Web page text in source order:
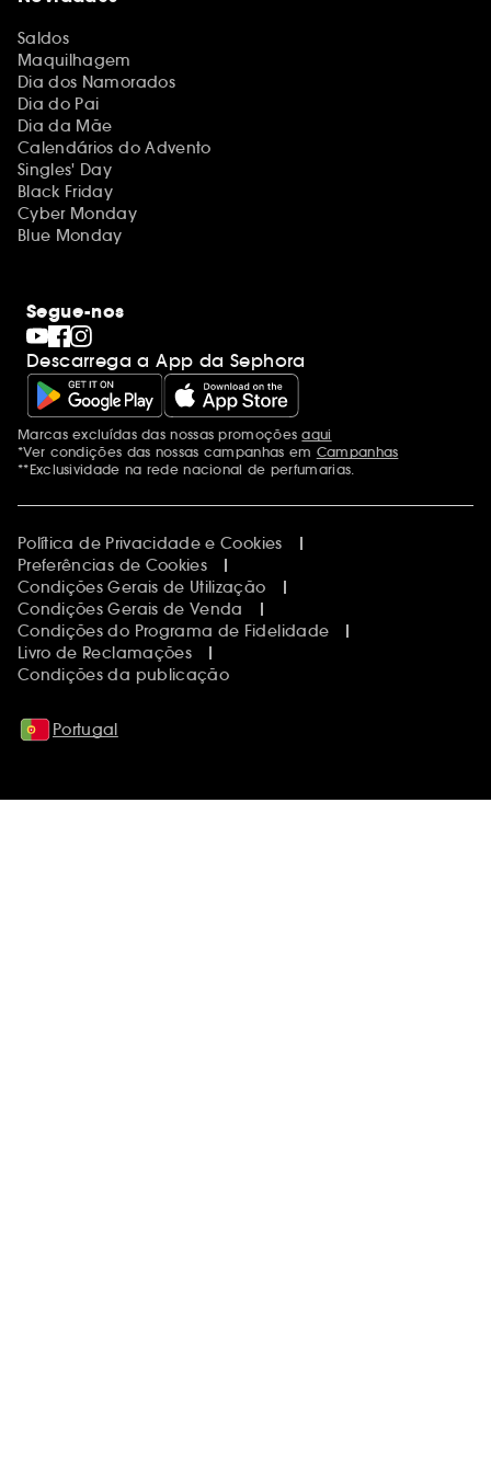
Saldos
Maquilhagem
Dia dos Namorados
Dia do Pai
Dia da Mãe
Calendários do Advento
Singles' Day
Black Friday
Cyber Monday
Blue Monday
Segue-nos
Descarrega a App da Sephora
Menções adicionais
Marcas excluídas das nossas promoçõesaqui
*Ver condições das nossas campanhas em Campanhas
**Exclusividade na rede nacional de perfumarias.
Política de Privacidade e Cookies
Preferências de Cookies
Condições Gerais de Utilização
Condições Gerais de Venda
Condições do Programa de Fidelidade
Livro de Reclamações
Condições da publicação
Portugal